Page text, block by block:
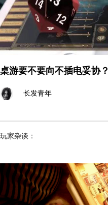
桌游要不要向不插电妥协？
长发青年
玩家杂谈：